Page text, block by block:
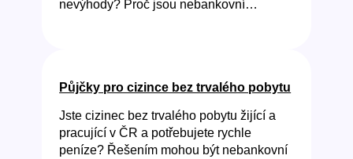
nevýhody? Proč jsou nebankovní…
Půjčky pro cizince bez trvalého pobytu
Jste cizinec bez trvalého pobytu žijící a
pracující v ČR a potřebujete rychle
peníze? Řešením mohou být nebankovní